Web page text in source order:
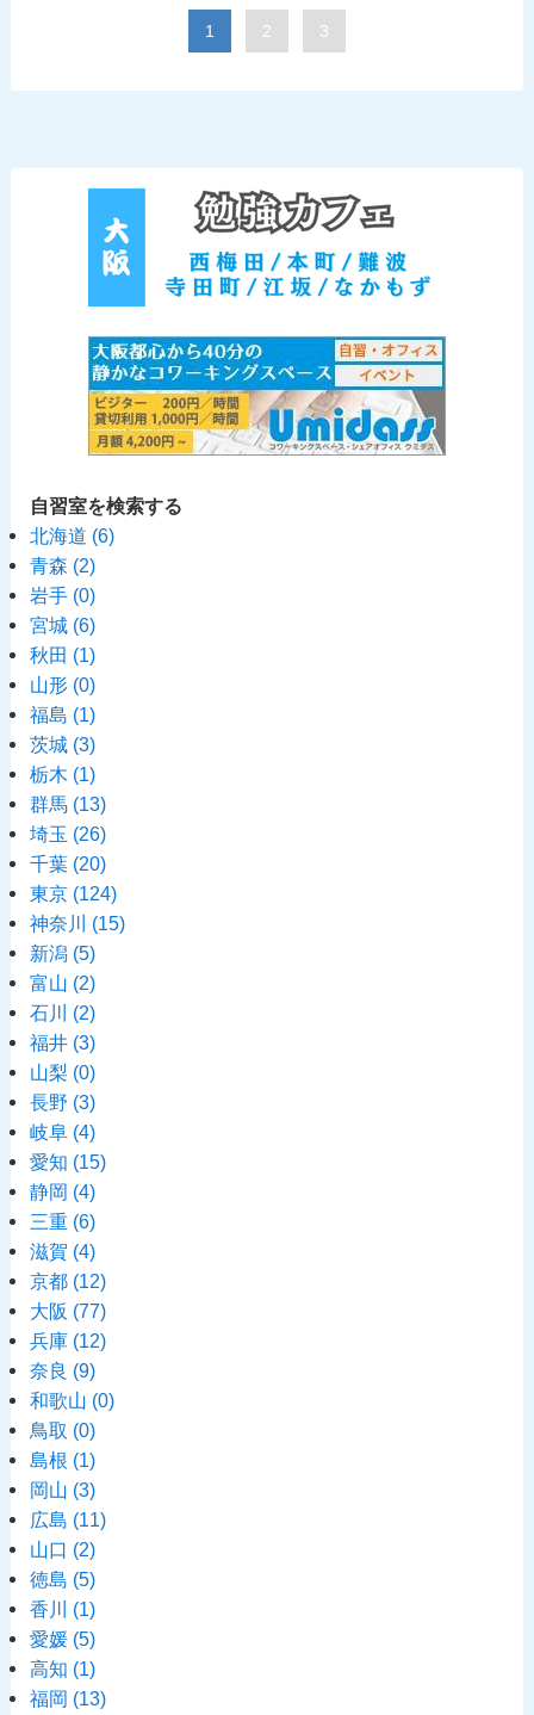
1 2 3
自習室を検索する
北海道 (6)
青森 (2)
岩手 (0)
宮城 (6)
秋田 (1)
山形 (0)
福島 (1)
茨城 (3)
栃木 (1)
群馬 (13)
埼玉 (26)
千葉 (20)
東京 (124)
神奈川 (15)
新潟 (5)
富山 (2)
石川 (2)
福井 (3)
山梨 (0)
長野 (3)
岐阜 (4)
愛知 (15)
静岡 (4)
三重 (6)
滋賀 (4)
京都 (12)
大阪 (77)
兵庫 (12)
奈良 (9)
和歌山 (0)
鳥取 (0)
島根 (1)
岡山 (3)
広島 (11)
山口 (2)
徳島 (5)
香川 (1)
愛媛 (5)
高知 (1)
福岡 (13)